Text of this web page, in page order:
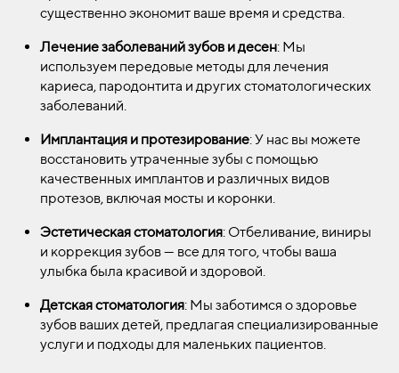
существенно экономит ваше время и средства.
Лечение заболеваний зубов и десен: Мы
используем передовые методы для лечения
кариеса, пародонтита и других стоматологических
заболеваний.
Имплантация и протезирование: У нас вы можете
восстановить утраченные зубы с помощью
качественных имплантов и различных видов
протезов, включая мосты и коронки.
Эстетическая стоматология: Отбеливание, виниры
и коррекция зубов — все для того, чтобы ваша
улыбка была красивой и здоровой.
Детская стоматология: Мы заботимся о здоровье
зубов ваших детей, предлагая специализированные
услуги и подходы для маленьких пациентов.